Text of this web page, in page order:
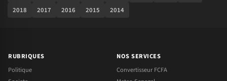
2018
2017 2016 2015 2014
RUBRIQUES
Politique
NOS SERVICES
Convertisseur FCFA